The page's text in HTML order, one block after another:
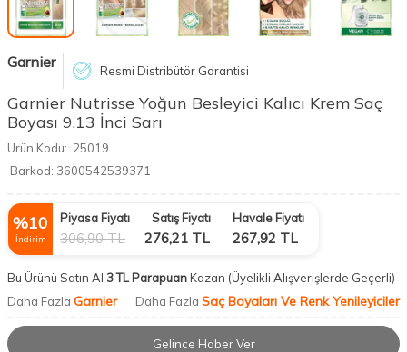
Garnier Resmi Distribütör Garantisi
Garnier Nutrisse Yoğun Besleyici Kalıcı Krem Saç
Boyası 9.13 İnci Sarı
Ürün Kodu: 25019
Barkod: 3600542539371
%10
İndirim
Piyasa Fiyatı
306,90TL
Satış Fiyatı
276,21 TL
Havale Fiyatı
267,92 TL
Bu Ürünü Satın Al 3 TL ParapuanKazan (Üyelikli Alışverişlerde Geçerli)
Daha Fazla Garnier Daha Fazla Saç Boyaları Ve Renk Yenileyiciler
Gelince Haber Ver